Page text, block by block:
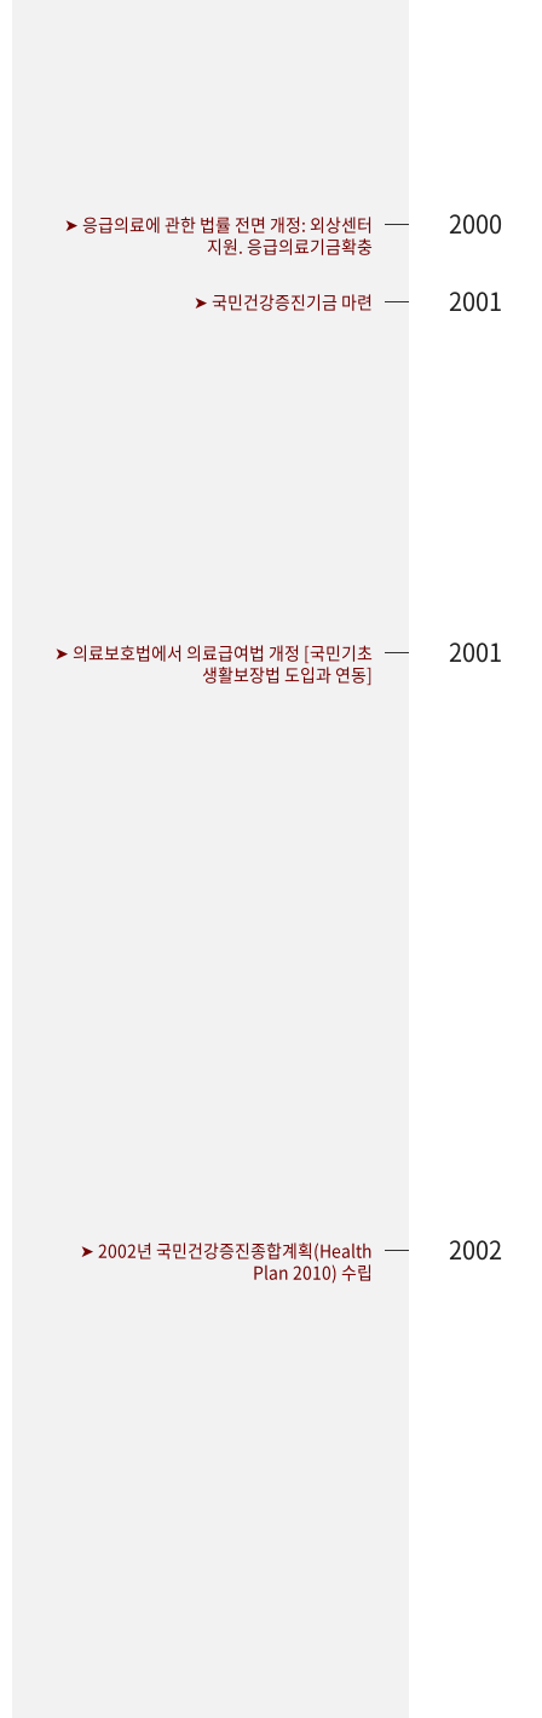
➤ 응급의료에 관한 법률 전면 개정: 외상센터
지원. 응급의료기금확충
2000
➤ 국민건강증진기금 마련 2001
➤ 의료보호법에서 의료급여법 개정 [국민기초
생활보장법 도입과 연동]
2001
➤ 2002년 국민건강증진종합계획(Health
Plan 2010) 수립
2002